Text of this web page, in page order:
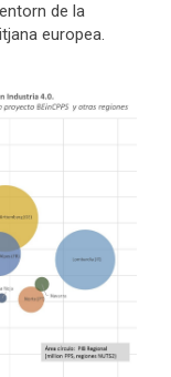
de la
europea.